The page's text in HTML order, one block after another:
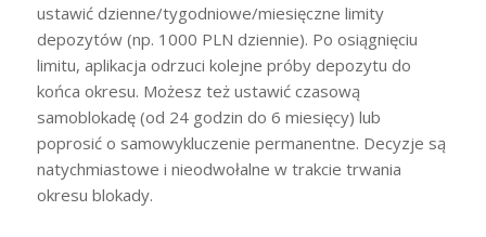
ustawić dzienne/tygodniowe/miesięczne limity
depozytów (np. 1000 PLN dziennie). Po osiągnięciu
limitu, aplikacja odrzuci kolejne próby depozytu do
końca okresu. Możesz też ustawić czasową
samoblokadę (od 24 godzin do 6 miesięcy) lub
poprosić o samowykluczenie permanentne. Decyzje są
natychmiastowe i nieodwołalne w trakcie trwania
okresu blokady.